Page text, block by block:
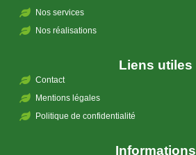
Nos services
Nos réalisations
Liens utiles
Contact
Mentions légales
Politique de confidentialité
Informations